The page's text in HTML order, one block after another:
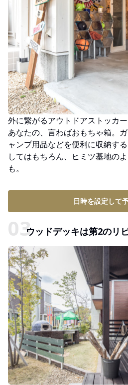
外に繋がるアウトドアストッカ
あなたの、言わばおもちゃ箱。
ャンプ用品などを便利に収納す
してはもちろん、ヒミツ基地の
も。
日時を設定して
ウッドデッキは第2のリ